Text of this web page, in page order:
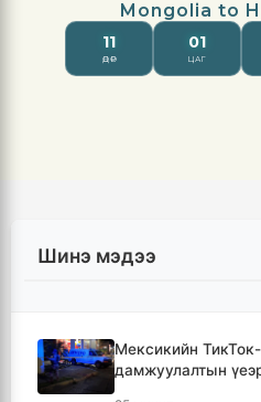
Шинэ мэдээ
Мексикийн
дамжуулалтын